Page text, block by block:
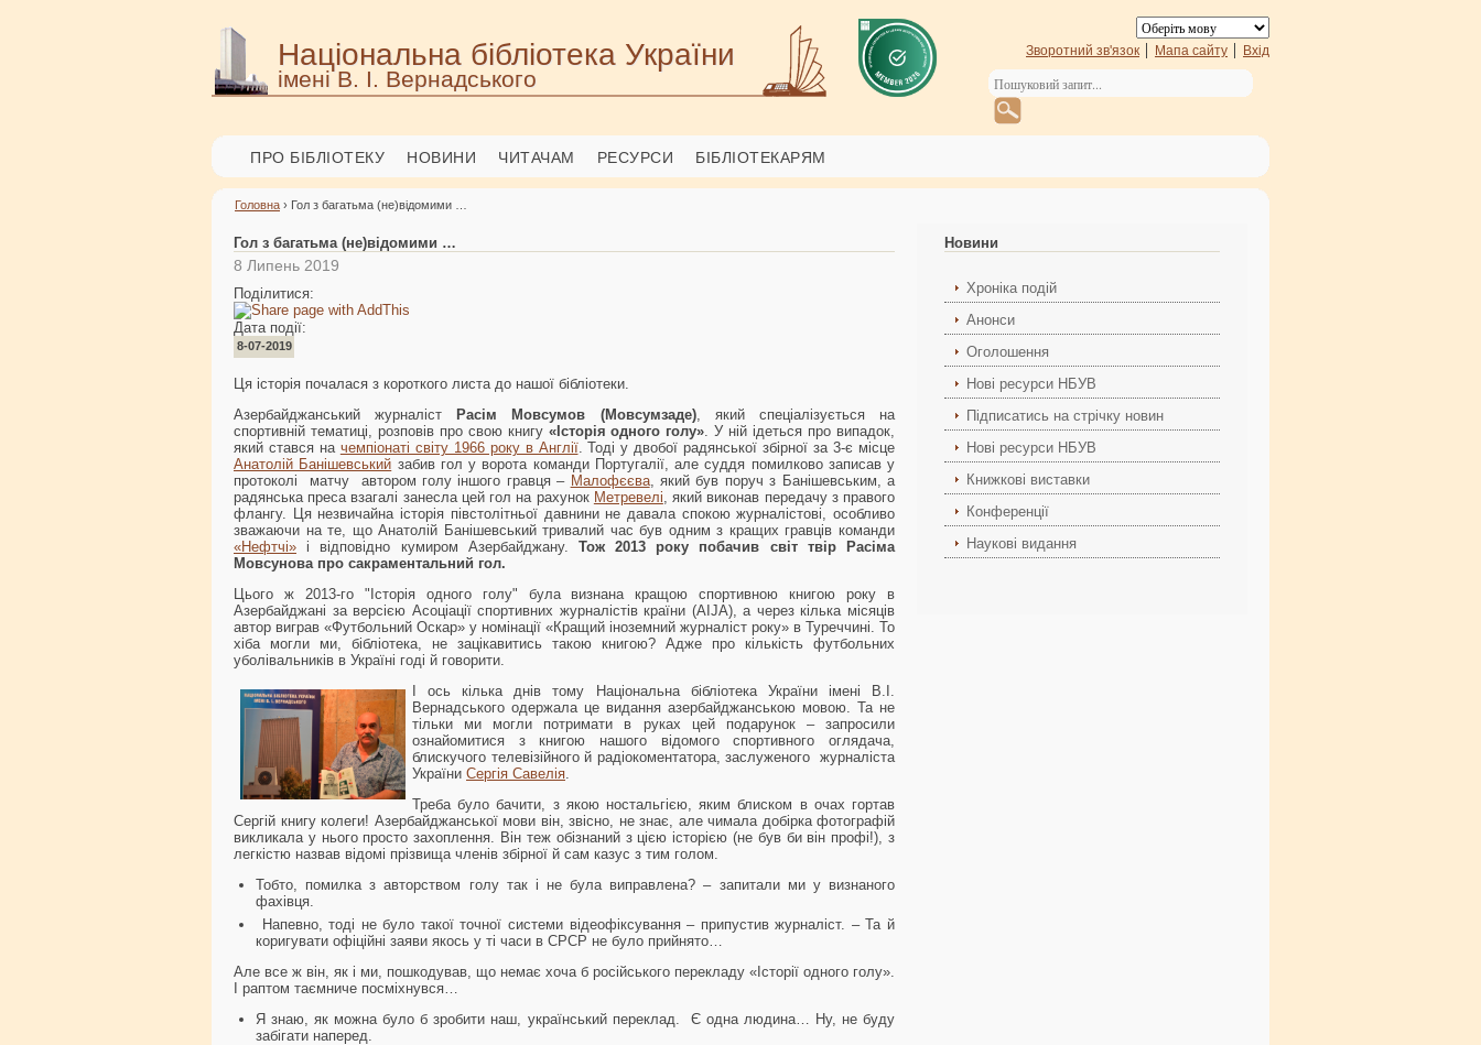
Національна бібліотека України
імені В. І. Вернадського
Зворотний зв'язок Мапа сайту Вхід
ПРО БІБЛІОТЕКУ НОВИНИ ЧИТАЧАМ РЕСУРСИ БІБЛІОТЕКАРЯМ
Головна › Гол з багатьма (не)відомими …
Гол з багатьма (не)відомими …
8 Липень 2019
Поділитися:
Дата події:
8-07-2019
Ця історія почалася з короткого листа до нашої бібліотеки.
Азербайджанський журналіст
Расім Мовсумов (Мовсумзаде), який спеціалізується на
спортивній тематиці, розповів про свою книгу «Історія одного голу» . У ній ідеться про випадок,
який стався на чемпіонаті світу 1966 року в Англії. Тоді у двобої радянської збірної за 3-є місце
Анатолій Банішевський забив гол у ворота команди Португалії, але суддя помилково записав у
протоколі матчу автором голу іншого гравця – Малофєєва, який був поруч з Банішевським, а
радянська преса взагалі занесла цей гол на рахунок Метревелі , який виконав передачу з правого
флангу. Ця незвичайна історія півстолітньої давнини не давала спокою журналістові, особливо
зважаючи на те, що Анатолій Банішевський тривалий час був одним з кращих гравців команди
«Нефтчі» і відповідно кумиром Азербайджану. Тож 2013 року побачив світ твір Расіма
Мовсунова про сакраментальний гол.
Цього ж 2013-го "Історія одного голу" була визнана кращою спортивною книгою року в
Азербайджані за версією Асоціації спортивних журналістів країни (AIJA), а через кілька місяців
автор виграв «Футбольний Оскар» у номінації «Кращий іноземний журналіст року» в Туреччині. То
хіба могли ми, бібліотека, не зацікавитись такою книгою? Адже про кількість футбольних
уболівальників в Україні годі й говорити.
І ось кілька днів тому Національна бібліотека України імені В.І.
Вернадського одержала це видання азербайджанською мовою. Та не
тільки ми могли потримати в руках цей подарунок – запросили
ознайомитися з книгою нашого відомого спортивного оглядача,
блискучого телевізійного й радіокоментатора, заслуженого журналіста
України Сергія Савелія
Треба було бачити, з якою ностальгією, яким блиском в очах гортав
Сергій книгу колеги! Азербайджанської мови він, звісно, не знає, але чимала добірка фотографій
викликала у нього просто захоплення. Він теж обізнаний з цією історією (не був би він профі!), з
легкістю назвав відомі прізвища членів збірної й сам казус з тим голом.
Тобто, помилка з авторством голу так і не була виправлена? – запитали ми у визнаного
фахівця.
Напевно, тоді не було такої точної системи відеофіксування – припустив журналіст. – Та й
коригувати офіційні заяви якось у ті часи в СРСР не було прийнято…
Але все ж він, як і ми, пошкодував, що немає хоча б російського перекладу «Історії одного голу».
І раптом таємниче посміхнувся…
Я знаю, як можна було б зробити наш, український переклад. Є одна людина… Ну, не буду
забігати наперед.
Новини
Хроніка подій
Анонси
Оголошення
Нові ресурси НБУВ
Підписатись на стрічку новин
Нові ресурси НБУВ
Книжкові виставки
Конференції
Наукові видання